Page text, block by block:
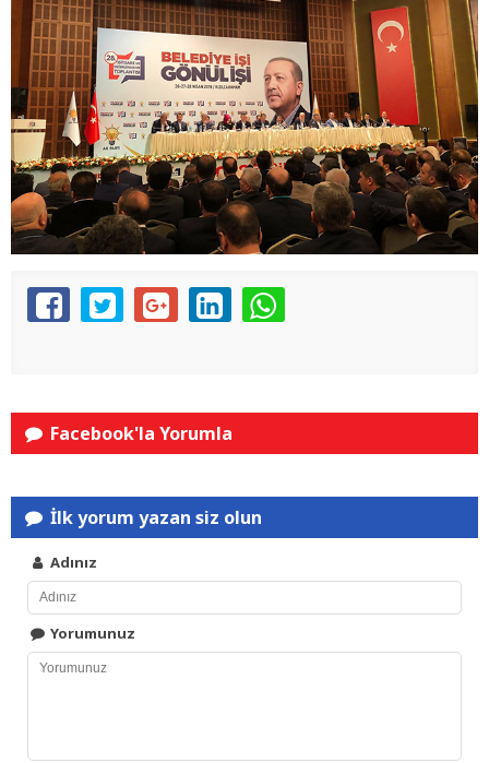
Facebook'la Yorumla
İlk yorum yazan siz olun
Adınız
Yorumunuz